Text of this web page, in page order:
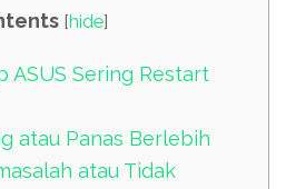
[hide]
ASUS Sering Restart
atau Panas Berlebih
atau Tidak